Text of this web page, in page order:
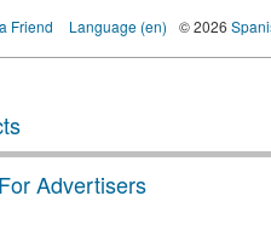
Friend Language (en) © 2026
For Advertisers